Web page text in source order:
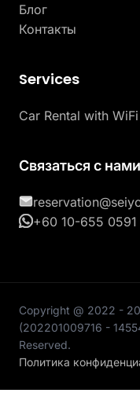
Services
Car Rental with WiFi
Блог
Контакты
Связаться с нами
+60 10-655 0591
Copyright @ 2022 -
(202201009716 -
Reserved.
Политика